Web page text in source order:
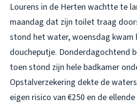
Lourens in de Herten wachtte te
maandag dat zijn toilet traag
stond het water, woensdag kwam
doucheputje. Donderdagochtend
toen stond zijn hele badkamer
Opstalverzekering dekte de
eigen risico van €250 en de